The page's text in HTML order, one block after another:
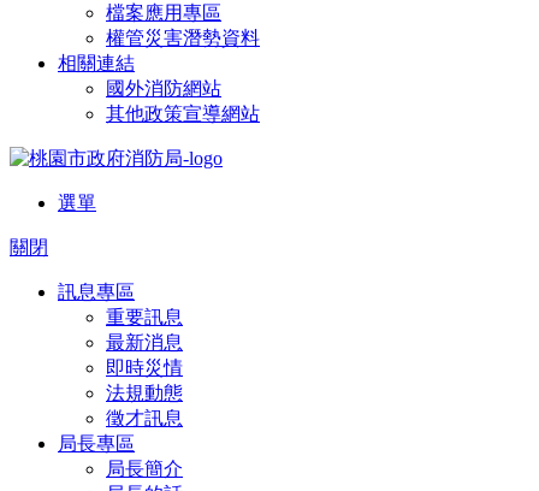
檔案應用專區
權管災害潛勢資料
相關連結
國外消防網站
其他政策宣導網站
選單
關閉
訊息專區
重要訊息
最新消息
即時災情
法規動態
徵才訊息
局長專區
局長簡介